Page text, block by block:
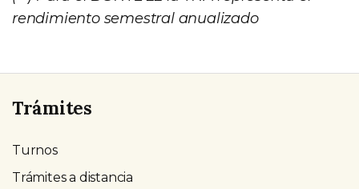
rendimiento semestral anualizado
Trámites
Turnos
Trámites a distancia